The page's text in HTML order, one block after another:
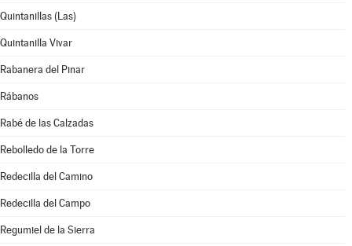
Quintanillas (Las)
Quintanilla Vivar
Rabanera del Pinar
Rábanos
Rabé de las Calzadas
Rebolledo de la Torre
Redecilla del Camino
Redecilla del Campo
Regumiel de la Sierra